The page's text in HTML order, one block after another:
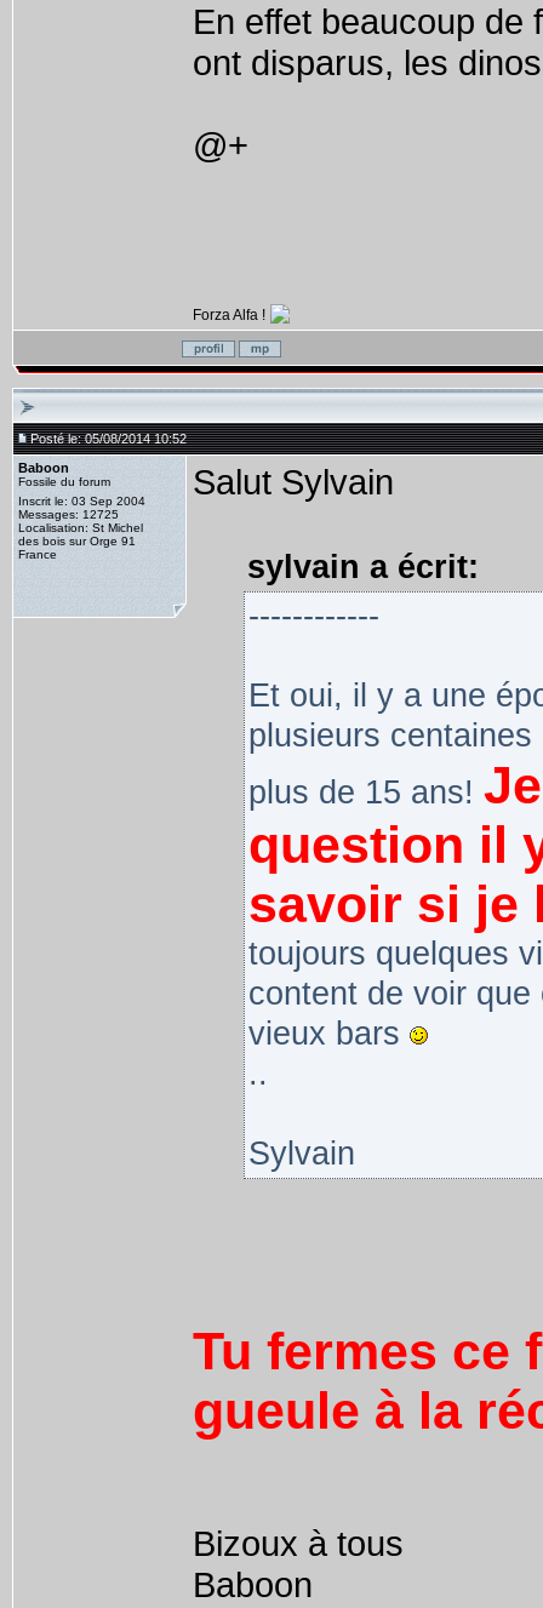
En effet beaucoup de
ont disparus, les
@+
Forza Alfa !
Posté le: 05/08/2014 10:52
Baboon
Fossile du forum
Inscrit le: 03 Sep 2004
Messages: 12725
Localisation: St Michel
des bois sur Orge 91
France
Salut Sylvain
sylvain a écrit:
------------
Et oui, il y a une
plusieurs
plus de 15 ans!
question il
savoir si je
toujours quelques
content de voir
vieux bars
..
Sylvain
Tu fermes ce
gueule à la
Bizoux à tous
Baboon